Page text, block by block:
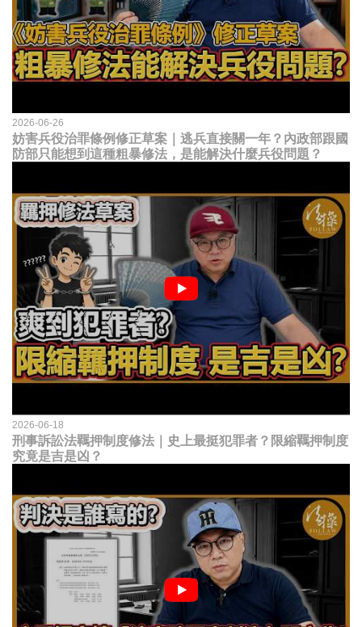
2026-06-26
妨害兵役治罪條例修正草案｜逃兵直接關一年？內政部跟國
防部只能想到這種粗暴修法，是能解決什麼兵役問題？
2026-06-18
刑事訴訟法羈押制度修法｜史上最挺犯罪者？限縮羈押制度
究竟是吉是凶？